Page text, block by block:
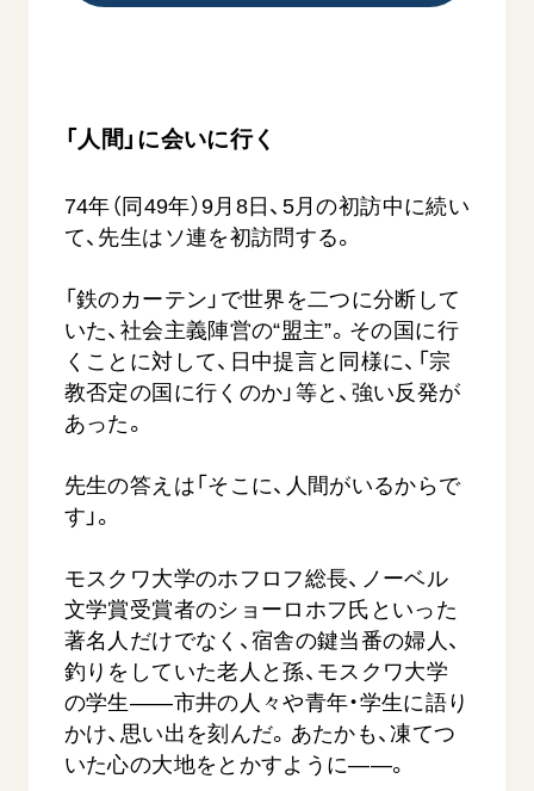
「人間」に会いに行く
74年（同49年）9月8日、5月の初訪中に続い
て、先生はソ連を初訪問する。
「鉄のカーテン」で世界を二つに分断して
いた、社会主義陣営の“盟主”。その国に行
くことに対して、日中提言と同様に、「宗
教否定の国に行くのか」等と、強い反発が
あった。
先生の答えは「そこに、人間がいるからで
す」。
モスクワ大学のホフロフ総長、ノーベル
文学賞受賞者のショーロホフ氏といった
著名人だけでなく、宿舎の鍵当番の婦人、
釣りをしていた老人と孫、モスクワ大学
の学生――市井の人々や青年・学生に語り
かけ、思い出を刻んだ。あたかも、凍てつ
いた心の大地をとかすように――。